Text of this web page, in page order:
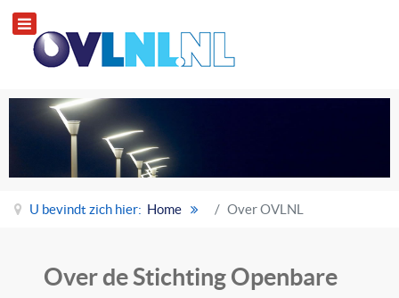
U bevindt zich hier: Home Over OVLNL
Over de Stichting Openbare